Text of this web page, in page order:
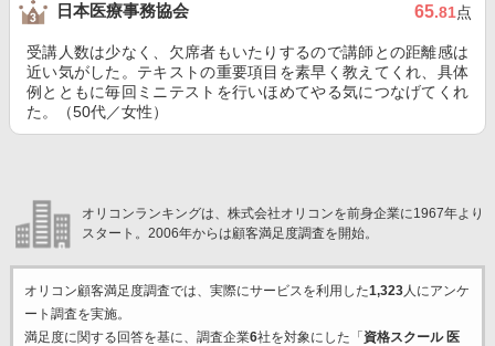
日本医療事務協会 65.81点
受講人数は少なく、欠席者もいたりするので講師との距離感は
近い気がした。テキストの重要項目を素早く教えてくれ、具体
例とともに毎回ミニテストを行いほめてやる気につなげてくれ
た。（50代／女性）
オリコンランキングは、株式会社オリコンを前身企業に1967年より
スタート。2006年からは顧客満足度調査を開始。
オリコン顧客満足度調査では、実際にサービスを利用した1,323人にアンケ
ート調査を実施。
満足度に関する回答を基に、調査企業6社を対象にした「 資格スクール 医